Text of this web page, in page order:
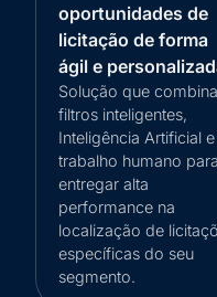
oportunidades de
licitação de forma
ágil e
Solução que combina
filtros inteligentes,
Inteligência Artificial e
trabalho humano para
entregar alta
performance na
localização de
específicas do seu
segmento.